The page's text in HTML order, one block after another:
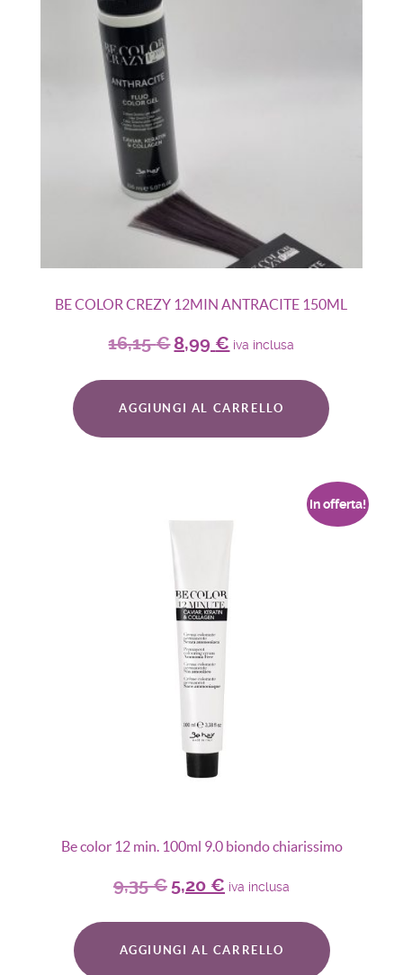
BE COLOR CREZY 12MIN ANTRACITE 150ML
16,15€8,99 € iva inclusa
AGGIUNGI AL CARRELLO
In offerta!
Be color 12 min. 100ml 9.0 biondo chiarissimo
9,35€ 5,20 € iva inclusa
AGGIUNGI AL CARRELLO